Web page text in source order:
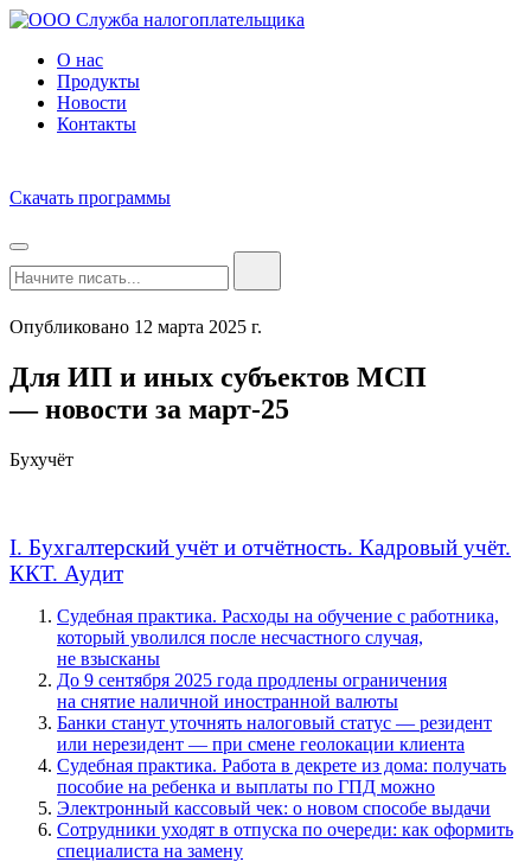
О нас
Продукты
Новости
Контакты
Скачать программы
Опубликовано 12 марта 2025 г.
Для ИП и иных субъектов МСП
— новости за март-25
Бухучёт
I. Бухгалтерский учёт и отчётность. Кадровый учёт.
ККТ. Аудит
Судебная практика. Расходы на обучение с работника,
который уволился после несчастного случая,
не взысканы
До 9 сентября 2025 года продлены ограничения
на снятие наличной иностранной валюты
Банки станут уточнять налоговый статус — резидент
или нерезидент — при смене геолокации клиента
Судебная практика. Работа в декрете из дома: получать
пособие на ребенка и выплаты по ГПД можно
Электронный кассовый чек: о новом способе выдачи
Сотрудники уходят в отпуска по очереди: как оформить
специалиста на замену